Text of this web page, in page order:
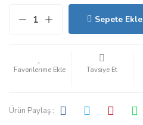
Sepete Ekle
Tavsiye Et
Ürün Paylaş :